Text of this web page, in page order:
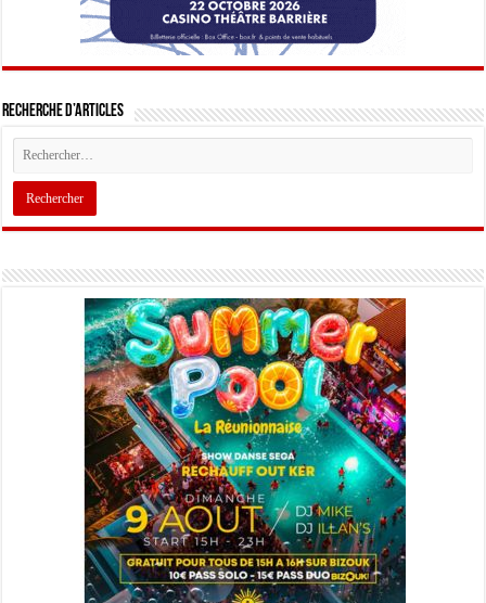
Recherche d’articles